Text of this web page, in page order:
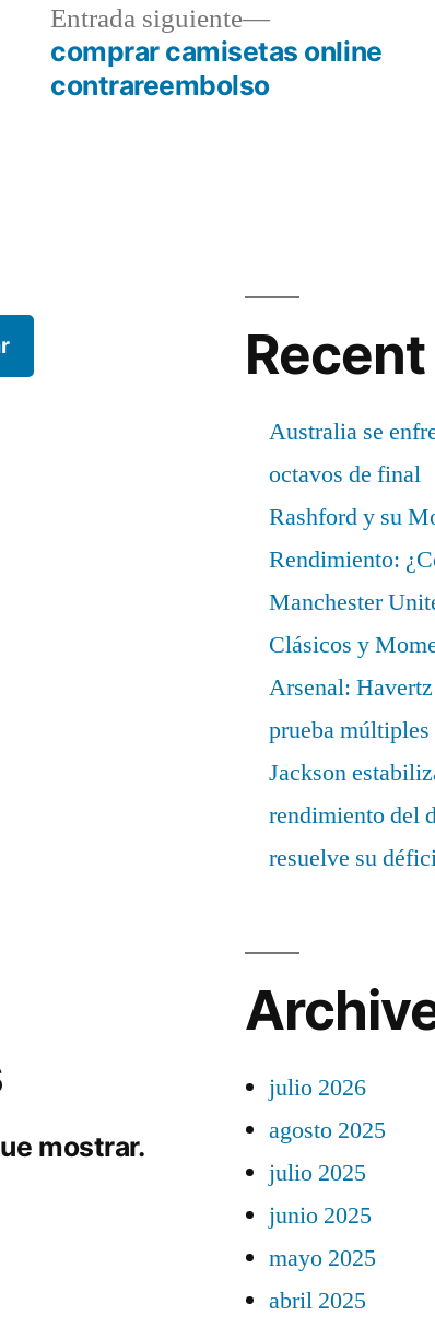
Entrada siguiente
Entrada
siguiente:
comprar camisetas online
contrareembolso
Australia se
octavos de final
Rashford y su
Rendimiento:
Manchester
Clásicos y
Arsenal:
prueba
Jackson
rendimiento del
resuelve su
mostrar.
julio 2026
agosto 2025
julio 2025
junio 2025
mayo 2025
abril 2025